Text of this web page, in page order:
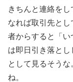
きちんと連絡を
なれば取引先と
者からすると「
は即日引き落と
として見るそう
ね。